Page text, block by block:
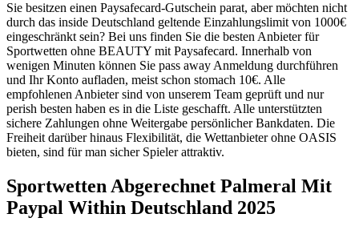
Sie besitzen einen Paysafecard-Gutschein parat, aber möchten nicht
durch das inside Deutschland geltende Einzahlungslimit von 1000€
eingeschränkt sein? Bei uns finden Sie die besten Anbieter für
Sportwetten ohne BEAUTY mit Paysafecard. Innerhalb von
wenigen Minuten können Sie pass away Anmeldung durchführen
und Ihr Konto aufladen, meist schon stomach 10€. Alle
empfohlenen Anbieter sind von unserem Team geprüft und nur
perish besten haben es in die Liste geschafft. Alle unterstützten
sichere Zahlungen ohne Weitergabe persönlicher Bankdaten. Die
Freiheit darüber hinaus Flexibilität, die Wettanbieter ohne OASIS
bieten, sind für man sicher Spieler attraktiv.
Sportwetten Abgerechnet Palmeral Mit
Paypal Within Deutschland 2025